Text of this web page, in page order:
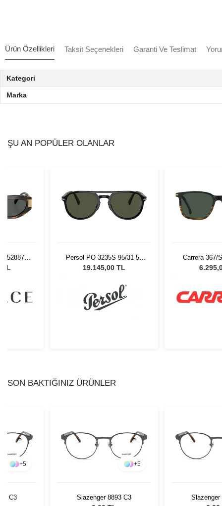
Ürün Özellikleri Taksit Seçenekleri Garanti Ve Teslimat
Kategori
Marka
ŞU AN POPÜLER OLANLAR
552887 -
TL
Persol PO 3235S 95/31 55
Unisex Güneş Gözlüğü
19.145,00 TL
Carrera 367/
Güneş
SON BAKTIĞINIZ ÜRÜNLER
+5
C3
+5
Slazenger 8893 C3 Slazenger